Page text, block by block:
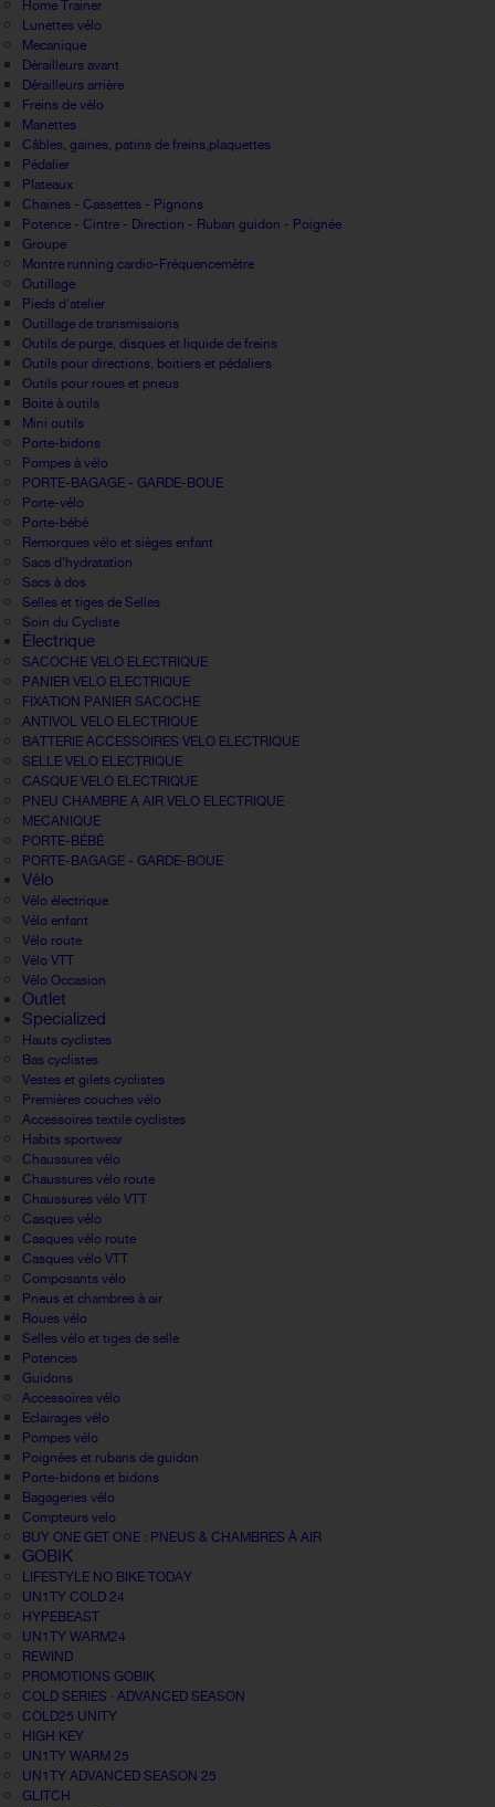
Home Trainer
Lunettes vélo
Mecanique
Dérailleurs avant
Dérailleurs arrière
Freins de vélo
Manettes
Câbles, gaines, patins de freins,plaquettes
Pédalier
Plateaux
Chaines - Cassettes - Pignons
Potence - Cintre - Direction - Ruban guidon - Poignée
Groupe
Montre running cardio-Fréquencemètre
Outillage
Pieds d'atelier
Outillage de transmissions
Outils de purge, disques et liquide de freins
Outils pour directions, boitiers et pédaliers
Outils pour roues et pneus
Boite à outils
Mini outils
Porte-bidons
Pompes à vélo
PORTE-BAGAGE - GARDE-BOUE
Porte-vélo
Porte-bébé
Remorques vélo et sièges enfant
Sacs d'hydratation
Sacs à dos
Selles et tiges de Selles
Soin du Cycliste
Électrique
SACOCHE VELO ELECTRIQUE
PANIER VELO ELECTRIQUE
FIXATION PANIER SACOCHE
ANTIVOL VELO ELECTRIQUE
BATTERIE ACCESSOIRES VELO ELECTRIQUE
SELLE VELO ELECTRIQUE
CASQUE VELO ELECTRIQUE
PNEU CHAMBRE A AIR VELO ELECTRIQUE
MECANIQUE
PORTE-BÉBÉ
PORTE-BAGAGE - GARDE-BOUE
Vélo
Vélo électrique
Vélo enfant
Vélo route
Vélo VTT
Vélo Occasion
Outlet
Specialized
Hauts cyclistes
Bas cyclistes
Vestes et gilets cyclistes
Premières couches vélo
Accessoires textile cyclistes
Habits sportwear
Chaussures vélo
Chaussures vélo route
Chaussures vélo VTT
Casques vélo
Casques vélo route
Casques vélo VTT
Composants vélo
Pneus et chambres à air
Roues vélo
Selles vélo et tiges de selle
Potences
Guidons
Accessoires vélo
Eclairages vélo
Pompes vélo
Poignées et rubans de guidon
Porte-bidons et bidons
Bagageries vélo
Compteurs velo
BUY ONE GET ONE : PNEUS & CHAMBRES À AIR
GOBIK
LIFESTYLE NO BIKE TODAY
UN1TY COLD 24
HYPEBEAST
UN1TY WARM24
REWIND
PROMOTIONS GOBIK
COLD SERIES · ADVANCED SEASON
COLD25 UNITY
HIGH KEY
UN1TY WARM 25
UN1TY ADVANCED SEASON 25
GLITCH